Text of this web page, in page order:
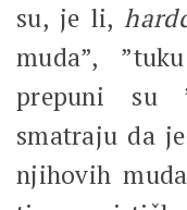
su, je li,
muda”,
prepuni su
smatraju da
njihovih